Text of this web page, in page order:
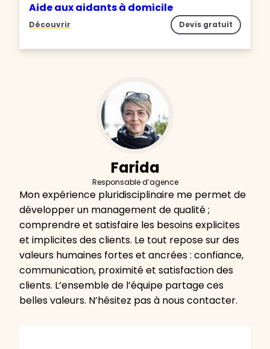
Aide aux aidants à domicile
Découvrir Devis gratuit
Farida
Responsable d’agence
Mon expérience pluridisciplinaire me permet de
développer un management de qualité ;
comprendre et satisfaire les besoins explicites
et implicites des clients. Le tout repose sur des
valeurs humaines fortes et ancrées : confiance,
communication, proximité et satisfaction des
clients. L’ensemble de l’équipe partage ces
belles valeurs. N’hésitez pas à nous contacter.